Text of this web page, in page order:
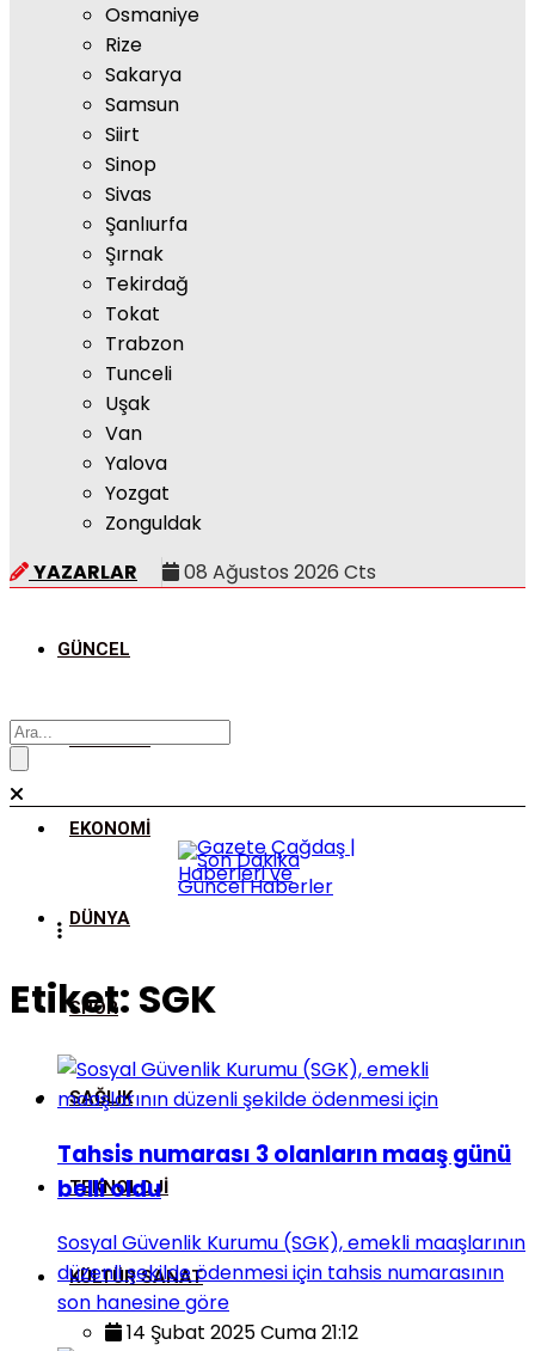
Osmaniye
Rize
Sakarya
Samsun
Siirt
Sinop
Sivas
Şanlıurfa
Şırnak
Tekirdağ
Tokat
Trabzon
Tunceli
Uşak
Van
Yalova
Yozgat
Zonguldak
YAZARLAR
08 Ağustos 2026 Cts
GÜNCEL
POLITIKA
EKONOMI
DÜNYA
SPOR
SAĞLIK
TEKNOLOJI
KÜLTÜR SANAT
Etiket: SGK
Tahsis numarası 3 olanların maaş günü
belli oldu
Sosyal Güvenlik Kurumu (SGK), emekli maaşlarının
düzenli şekilde ödenmesi için tahsis numarasının
son hanesine göre
14 Şubat 2025 Cuma 21:12